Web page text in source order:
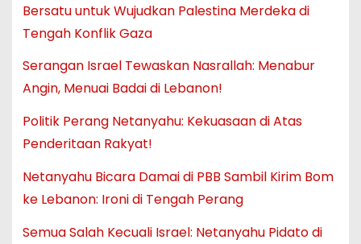
Bersatu untuk Wujudkan Palestina Merdeka di
Tengah Konflik Gaza
Serangan Israel Tewaskan Nasrallah: Menabur
Angin, Menuai Badai di Lebanon!
Politik Perang Netanyahu: Kekuasaan di Atas
Penderitaan Rakyat!
Netanyahu Bicara Damai di PBB Sambil Kirim Bom
ke Lebanon: Ironi di Tengah Perang
Semua Salah Kecuali Israel: Netanyahu Pidato di